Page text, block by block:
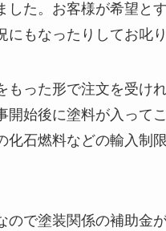
した。お客様が希望と
もなったりしてお叱
もった形で注文を受け
開始後に塗料が入って
化石燃料などの輸入制
ので塗装関係の補助金